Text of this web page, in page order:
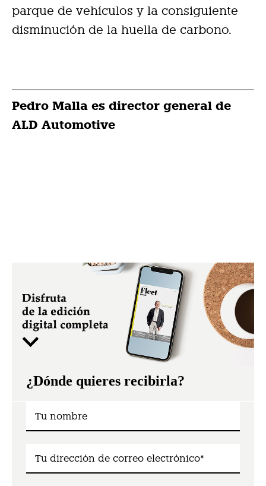
parque de vehículos y la consiguiente
disminución de la huella de carbono.
Pedro Malla es director general de
ALD Automotive
¿Dónde quieres recibirla?